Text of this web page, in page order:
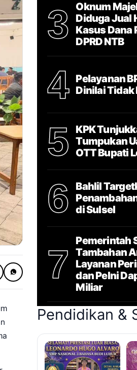
3
Oknum
Diduga Jual
Kasus Dana
DPRD NTB
4
Pelayanan
Dinilai
5
KPK
Tumpukan
OTT Bupati
6
Bahlil
di Sulsel
7
Pemerintah
Tambahan
Layanan
dan Pelni
Miliar
Pendidikan &